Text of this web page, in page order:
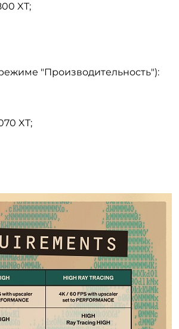
XT;
"Производительность"):
XT;